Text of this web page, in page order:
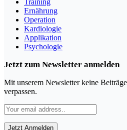
Ernährung
Operation
Kardiologie
Applikation
Psychologie
Jetzt zum Newsletter anmelden
Mit unserem Newsletter keine
verpassen.